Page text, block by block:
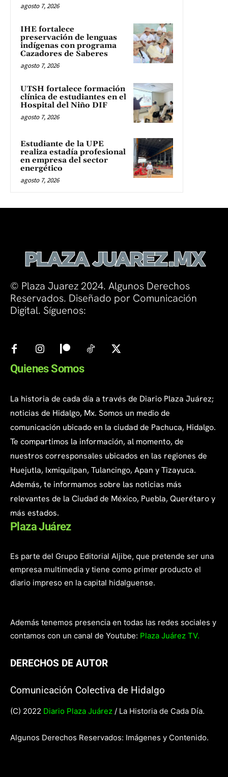
agosto 7, 2026
IHE fortalece
preservación de lenguas
indígenas con programa
Cazadores de Saberes
agosto 7, 2026
UTSH fortalece formación
clínica de estudiantes en el
Hospital del Niño DIF
agosto 7, 2026
Estudiante de la UPE
realiza estadía profesional
en empresa del sector
energético
agosto 7, 2026
© Plaza Juarez 2024. Algunos Derechos
Reservados. Diseñado por Comunicación
Digital. Síguenos:
Quienes Somos
La historia de cada día a través de Diario Plaza Juárez;
noticias de Hidalgo, Mx. Somos un medio de
comunicación ubicado en la ciudad de Pachuca, Hidalgo.
Te compartimos la información, al momento, de
nuestros corresponsales ubicados en las regiones de
Huejutla, Ixmiquilpan, Tulancingo, Apan y Tizayuca.
Además, te informamos sobre las noticias más
relevantes de la Ciudad de México, Puebla, Querétaro y
más estados.
Plaza Juárez
Es parte del Grupo Editorial Aljibe, que pretende ser una
empresa multimedia y tiene como primer producto el
diario impreso en la capital hidalguense.
Además tenemos presencia en todas las redes sociales y
contamos con un canal de Youtube: Plaza Juárez TV.
DERECHOS DE AUTOR
Comunicación Colectiva de Hidalgo
(C) 2022 Diario Plaza Juárez / La Historia de Cada Día.
Algunos Derechos Reservados: Imágenes y Contenido.